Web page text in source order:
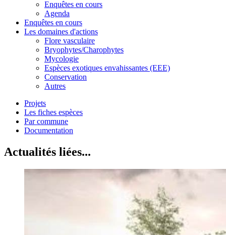
Enquêtes en cours
Agenda
Enquêtes en cours
Les domaines d'actions
Flore vasculaire
Bryophytes/Charophytes
Mycologie
Espèces exotiques envahissantes (EEE)
Conservation
Autres
Projets
Les fiches espèces
Par commune
Documentation
Actualités liées...